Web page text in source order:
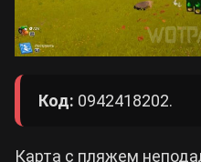
Код: 0942418202.
Карта с пляжем